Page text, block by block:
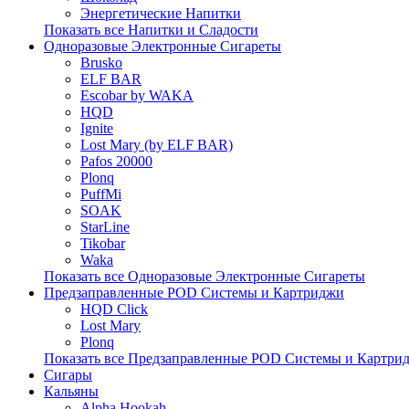
Энергетические Напитки
Показать все Напитки и Сладости
Одноразовые Электронные Сигареты
Brusko
ELF BAR
Escobar by WAKA
HQD
Ignite
Lost Mary (by ELF BAR)
Pafos 20000
Plonq
PuffMi
SOAK
StarLine
Tikobar
Waka
Показать все Одноразовые Электронные Сигареты
Предзаправленные POD Системы и Картриджи
HQD Click
Lost Mary
Plonq
Показать все Предзаправленные POD Системы и
Сигары
Кальяны